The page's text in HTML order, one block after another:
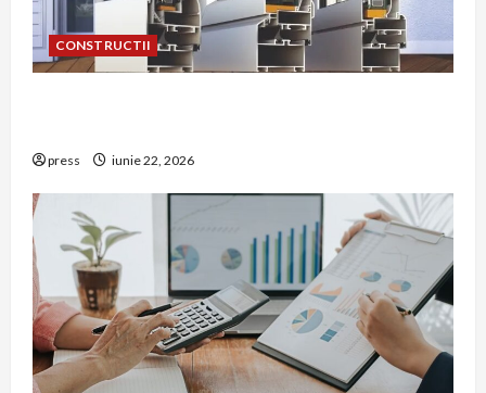
CONSTRUCTII
press iunie 22, 2026